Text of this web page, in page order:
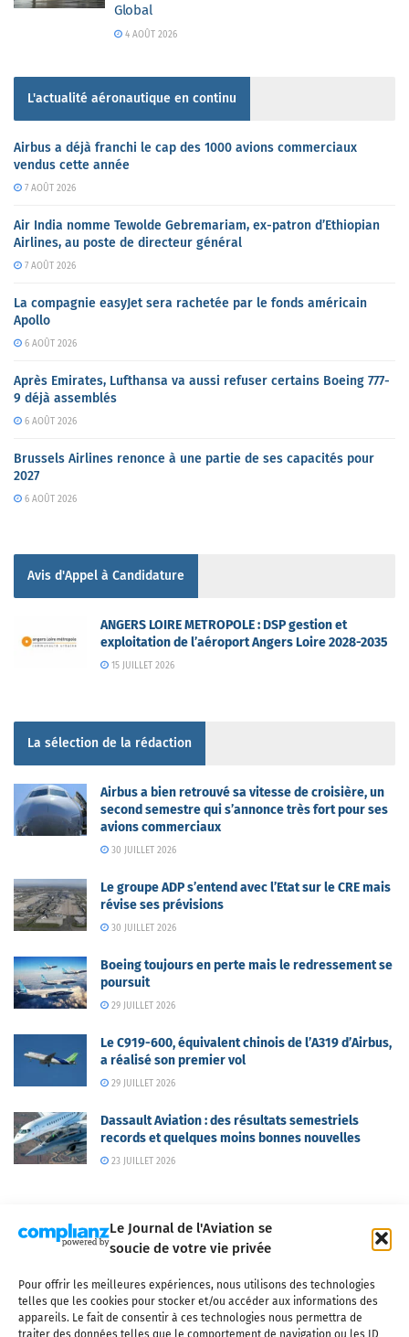
Le Journal de l'Aviation se
soucie de votre vie privée
Pour offrir les meilleures expériences, nous utilisons des technologies
telles que les cookies pour stocker et/ou accéder aux informations des
appareils. Le fait de consentir à ces technologies nous permettra de
traiter des données telles que le comportement de navigation ou les ID
Global
4 AOÛT 2026
L'actualité aéronautique en continu
Airbus a déjà franchi le cap des 1000 avions commerciaux
vendus cette année
7 AOÛT 2026
Air India nomme Tewolde Gebremariam, ex-patron d’Ethiopian
Airlines, au poste de directeur général
7 AOÛT 2026
La compagnie easyJet sera rachetée par le fonds américain
Apollo
6 AOÛT 2026
Après Emirates, Lufthansa va aussi refuser certains Boeing 777-
9 déjà assemblés
6 AOÛT 2026
Brussels Airlines renonce à une partie de ses capacités pour
2027
6 AOÛT 2026
Avis d'Appel à Candidature
ANGERS LOIRE METROPOLE : DSP gestion et
exploitation de l’aéroport Angers Loire 2028-2035
15 JUILLET 2026
La sélection de la rédaction
Airbus a bien retrouvé sa vitesse de croisière, un
second semestre qui s’annonce très fort pour ses
avions commerciaux
30 JUILLET 2026
Le groupe ADP s’entend avec l’Etat sur le CRE mais
révise ses prévisions
30 JUILLET 2026
Boeing toujours en perte mais le redressement se
poursuit
29 JUILLET 2026
Le C919-600, équivalent chinois de l’A319 d’Airbus,
a réalisé son premier vol
29 JUILLET 2026
Dassault Aviation : des résultats semestriels
records et quelques moins bonnes nouvelles
23 JUILLET 2026
Qui sommes-nous ? Nous contacter
Partenaires
Mentions légales
CGV Politique de confidentialité Cookies